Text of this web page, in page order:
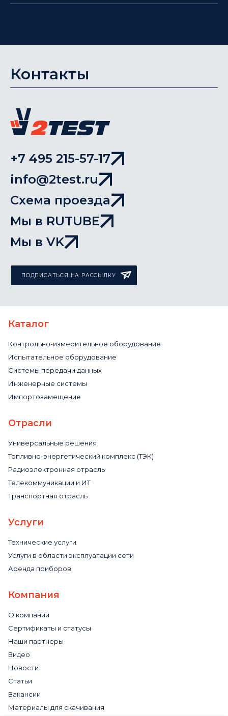
Контакты
+7 495 215-57-17
info@2test.ru
Схема проезда
Мы в RUTUBE
Мы в VK
ПОДПИСАТЬСЯ НА РАССЫЛКУ
Каталог
Контрольно-измерительное оборудование
Испытательное оборудование
Системы передачи данных
Инженерные системы
Импортозамещение
Отрасли
Универсальные решения
Топливно-энергетический комплекс (ТЭК)
Радиоэлектронная отрасль
Телекоммуникации и ИТ
Транспортная отрасль
Услуги
Технические услуги
Услуги в области эксплуатации сети
Аренда приборов
Компания
О компании
Сертификаты и статусы
Наши партнеры
Видео
Новости
Статьи
Вакансии
Материалы для скачивания